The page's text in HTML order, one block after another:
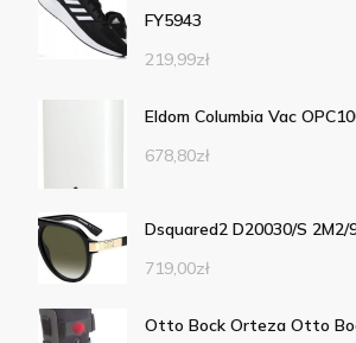
FY5943
219,99zł
Eldom Columbia Vac
678,80zł
Dsquared2 D20030/S 2M2/
719,00zł
Otto Bock Orteza Otto